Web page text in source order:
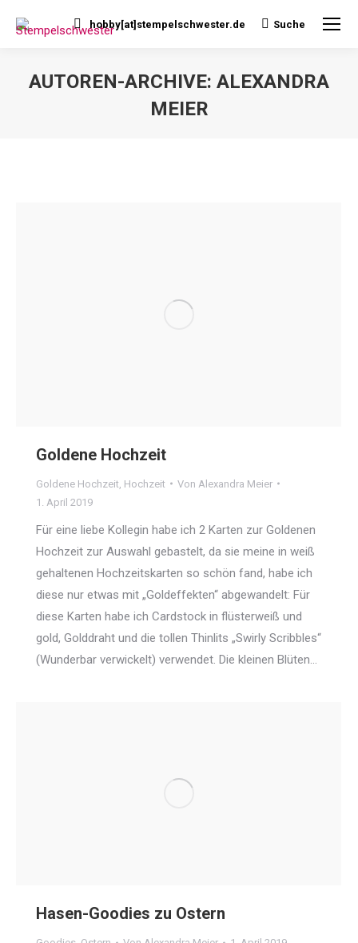
hobby[at]stempelschwester.de Search:
Suche
AUTOREN-ARCHIVE: ALEXANDRA
MEIER
Goldene Hochzeit
Goldene Hochzeit Hochzeit Von Alexandra Meier
1. April 2019
Für eine liebe Kollegin habe ich 2 Karten zur Goldenen
Hochzeit zur Auswahl gebastelt, da sie meine in weiß
gehaltenen Hochzeitskarten so schön fand, habe ich
diese nur etwas mit „Goldeffekten“ abgewandelt: Für
diese Karten habe ich Cardstock in flüsterweiß und
gold, Golddraht und die tollen Thinlits „Swirly Scribbles“
(Wunderbar verwickelt) verwendet. Die kleinen Blüten…
Hasen-Goodies zu Ostern